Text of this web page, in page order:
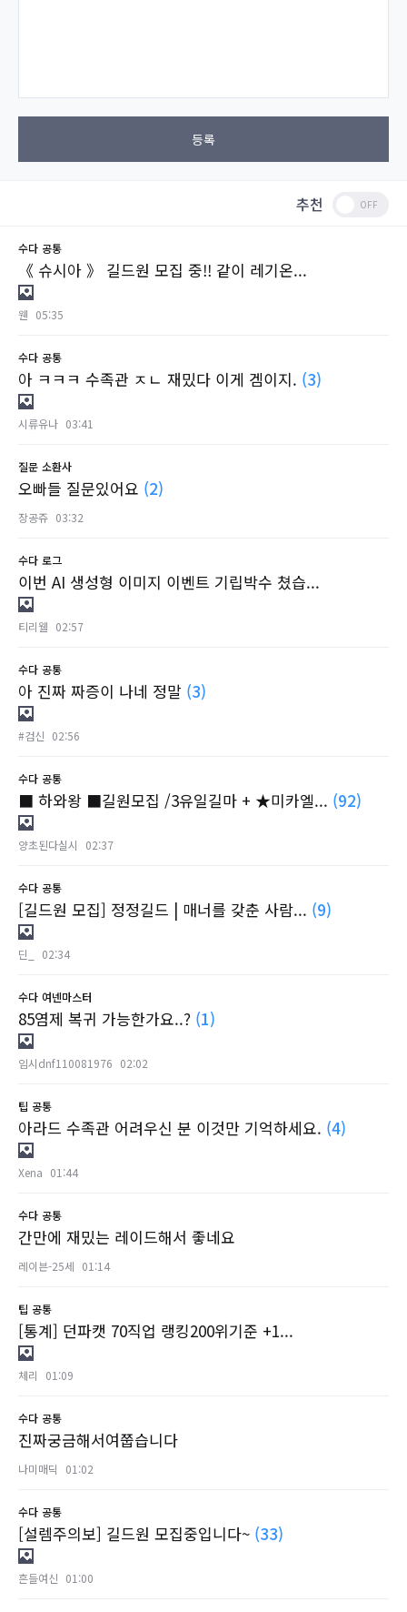
등록
추천
수다 공통
《 슈시아 》 길드원 모집 중!! 같이 레기온...
웬 05:35
수다 공통
아 ㅋㅋㅋ 수족관 ㅈㄴ 재밌다 이게 겜이지. (3)
시류유나 03:41
질문 소환사
오빠들 질문있어요 (2)
장공쥬 03:32
수다 로그
이번 AI 생성형 이미지 이벤트 기립박수 쳤습...
티리웰 02:57
수다 공통
아 진짜 짜증이 나네 정말 (3)
#검신 02:56
수다 공통
■ 하와왕 ■길원모집 /3유일길마 + ★미카엘... (92)
양초된다실시 02:37
수다 공통
[길드원 모집] 정정길드 | 매너를 갖춘 사람... (9)
딘_ 02:34
수다 여넨마스터
85염제 복귀 가능한가요..? (1)
임시dnf110081976 02:02
팁 공통
아라드 수족관 어려우신 분 이것만 기억하세요. (4)
Xena 01:44
수다 공통
간만에 재밌는 레이드해서 좋네요
레이븐-25세 01:14
팁 공통
[통계] 던파캣 70직업 랭킹200위기준 +1...
체리 01:09
수다 공통
진짜궁금해서여쭙습니다
나미매딕 01:02
수다 공통
[설렘주의보] 길드원 모집중입니다~ (33)
흔들여신 01:00